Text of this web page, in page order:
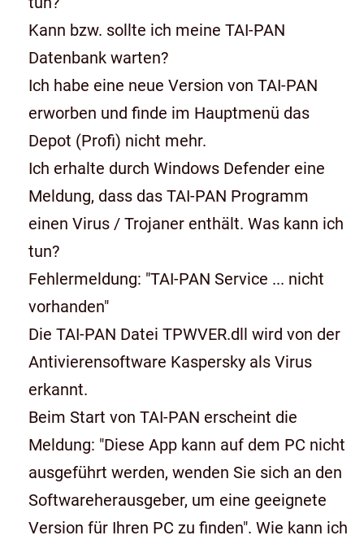
Kann bzw. sollte ich meine TAI-PAN
Datenbank warten?
Ich habe eine neue Version von TAI-PAN
erworben und finde im Hauptmenü das
Depot (Profi) nicht mehr.
Ich erhalte durch Windows Defender eine
Meldung, dass das TAI-PAN Programm
einen Virus / Trojaner enthält. Was kann ich
tun?
Fehlermeldung: "TAI-PAN Service ... nicht
vorhanden"
Die TAI-PAN Datei TPWVER.dll wird von der
Antivierensoftware Kaspersky als Virus
erkannt.
Beim Start von TAI-PAN erscheint die
Meldung: "Diese App kann auf dem PC nicht
ausgeführt werden, wenden Sie sich an den
Softwareherausgeber, um eine geeignete
Version für Ihren PC zu finden". Wie kann ich